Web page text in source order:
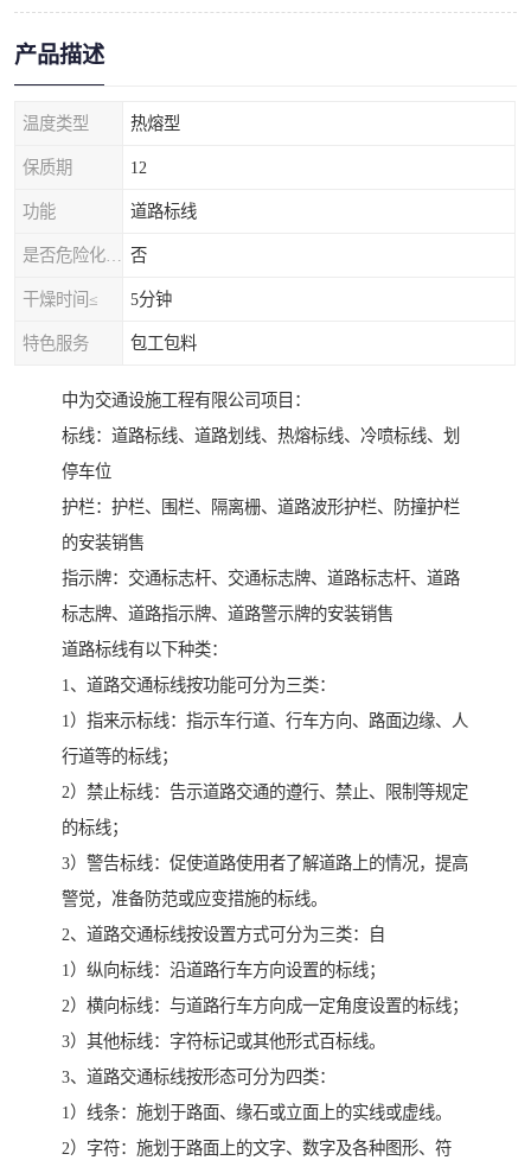
产品描述
温度类型 热熔型
保质期 12
功能 道路标线
否
干燥时间≤ 5分钟
特色服务 包工包料
中为交通设施工程有限公司项目：
标线：道路标线、道路划线、热熔标线、冷喷标线、划
停车位
护栏：护栏、围栏、隔离栅、道路波形护栏、防撞护栏
的安装销售
指示牌：交通标志杆、交通标志牌、道路标志杆、道路
标志牌、道路指示牌、道路警示牌的安装销售
道路标线有以下种类：
1、道路交通标线按功能可分为三类：
1）指来示标线：指示车行道、行车方向、路面边缘、人
行道等的标线；
2）禁止标线：告示道路交通的遵行、禁止、限制等规定
的标线；
3）警告标线：促使道路使用者了解道路上的情况，提高
警觉，准备防范或应变措施的标线。
2、道路交通标线按设置方式可分为三类：自
1）纵向标线：沿道路行车方向设置的标线；
2）横向标线：与道路行车方向成一定角度设置的标线；
3）其他标线：字符标记或其他形式百标线。
3、道路交通标线按形态可分为四类：
1）线条：施划于路面、缘石或立面上的实线或虚线。
2）字符：施划于路面上的文字、数字及各种图形、符